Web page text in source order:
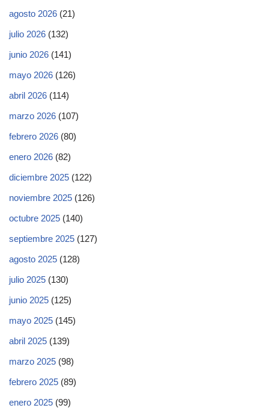
agosto 2026 (21)
julio 2026 (132)
junio 2026 (141)
mayo 2026 (126)
abril 2026 (114)
marzo 2026 (107)
febrero 2026 (80)
enero 2026 (82)
diciembre 2025 (122)
noviembre 2025 (126)
octubre 2025 (140)
septiembre 2025 (127)
agosto 2025 (128)
julio 2025 (130)
junio 2025 (125)
mayo 2025 (145)
abril 2025 (139)
marzo 2025 (98)
febrero 2025 (89)
enero 2025 (99)